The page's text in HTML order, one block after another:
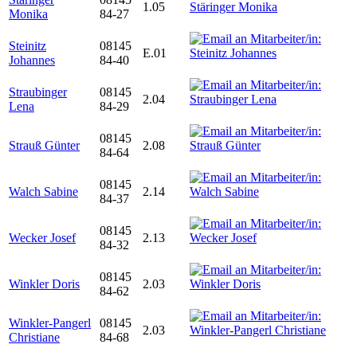
Monika
84-27
1.05
Steinitz
Johannes
08145
84-40
E.01
Straubinger
Lena
08145
84-29
2.04
Strauß Günter
08145
84-64
2.08
Walch Sabine
08145
84-37
2.14
Wecker Josef
08145
84-32
2.13
Winkler Doris
08145
84-62
2.03
Winkler-Pangerl
Christiane
08145
84-68
2.03